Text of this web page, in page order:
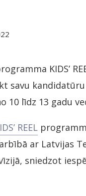
KIDS’
savu kandidatūru
10 līdz 13 gadu
REEL
ar Latvijas
sniedzot